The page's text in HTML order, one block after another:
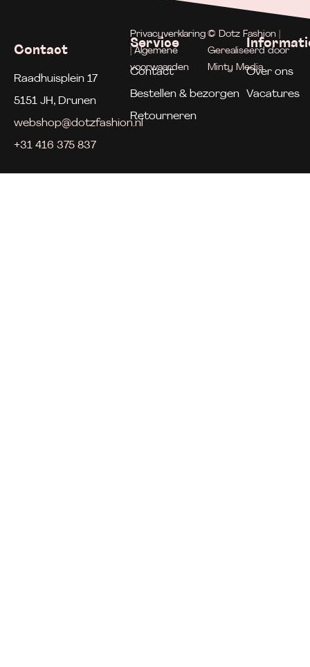
Contact
Raadhuisplein 17
5151 JH, Drunen
webshop@dotzfashion.nl
+31 416 375 837
Service
Contact
Bestellen & bezorgen
Retourneren
Over ons
Vacatures
Privacyverklaring
| Algemene
voorwaarden
© Dotz Fashion |
Gerealiseerd door
Minty Media